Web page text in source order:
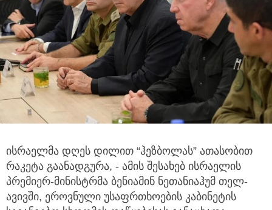
ისრაელმა დღეს დილით “ჰეზბოლას” ათასობით
რაკეტა გაანადგურა, - ამის შესახებ ისრაელის
პრემიერ-მინისტრმა ბენიამინ ნეთანიაჰუმ თელ-
ავივში, ეროვნული უსაფრთხოების კაბინეტის